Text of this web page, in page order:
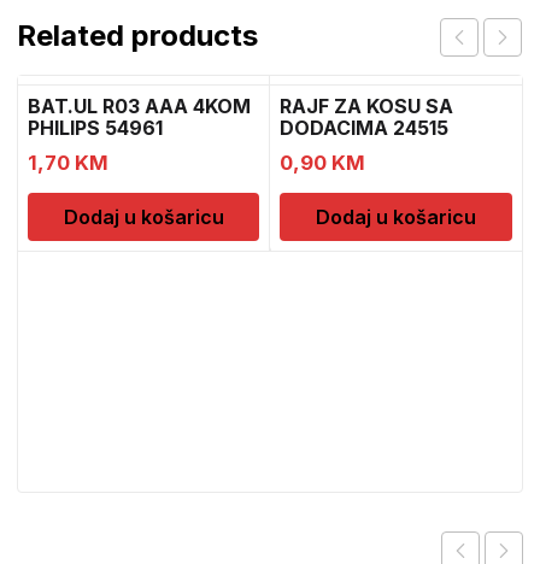
Related products
BAT.UL R03 AAA 4KOM
PHILIPS 54961
1,70 KM
Dodaj u košaricu
RAJF ZA KOSU SA
DODACIMA 24515
CH52451
0,90 KM
Dodaj u košaricu